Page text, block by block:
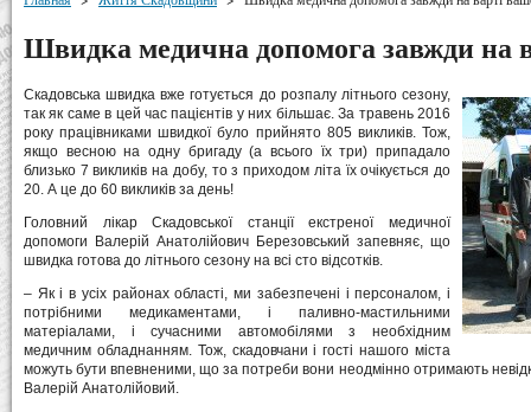
Швидка медична допомога завжди на
Скадовська швидка вже готується до розпалу літнього сезону,
так як саме в цей час пацієнтів у них більшає. За травень 2016
року працівниками швидкої було прийнято 805 викликів. Тож,
якщо весною на одну бригаду (а всього їх три) припадало
близько 7 викликів на добу, то з приходом літа їх очікується до
20. А це до 60 викликів за день!
Головний лікар Скадовської станції екстреної медичної
допомоги Валерій Анатолійович Березовський запевняє, що
швидка готова до літнього сезону на всі сто відсотків.
– Як і в усіх районах області, ми забезпечені і персоналом, і
потрібними медикаментами, і паливно-мастильними
матеріалами, і сучасними автомобілями з необхідним
медичним обладнанням. Тож, скадовчани і гості нашого міста
можуть бути впевненими, що за потреби вони неодмінно отримають
Валерій Анатолійовий.